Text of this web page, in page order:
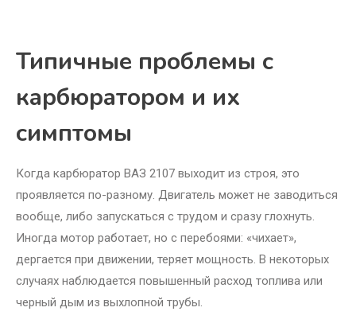
Типичные проблемы с
карбюратором и их
симптомы
Когда карбюратор ВАЗ 2107 выходит из строя, это
проявляется по-разному. Двигатель может не заводиться
вообще, либо запускаться с трудом и сразу глохнуть.
Иногда мотор работает, но с перебоями: «чихает»,
дергается при движении, теряет мощность. В некоторых
случаях наблюдается повышенный расход топлива или
черный дым из выхлопной трубы.